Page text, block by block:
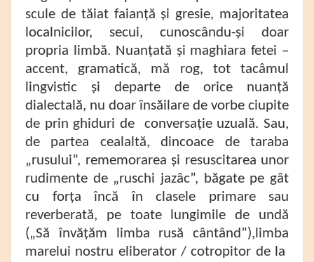
scule de tăiat faianță și gresie, majoritatea
localnicilor, secui, cunoscându-și doar
propria limbă. Nuanțată și maghiara fetei –
accent, gramatică, mă rog, tot tacâmul
lingvistic și departe de orice nuanță
dialectală, nu doar însăilare de vorbe ciupite
de prin ghiduri de conversație uzuală. Sau,
de partea cealaltă, dincoace de taraba
„rusului”, rememorarea și resuscitarea unor
rudimente de „ruschi jazâc”, băgate pe gât
cu forța încă în clasele primare sau
reverberată, pe toate lungimile de undă
(„Să învățăm limba rusă cântând”),limba
marelui nostru eliberator / cotropitor de la